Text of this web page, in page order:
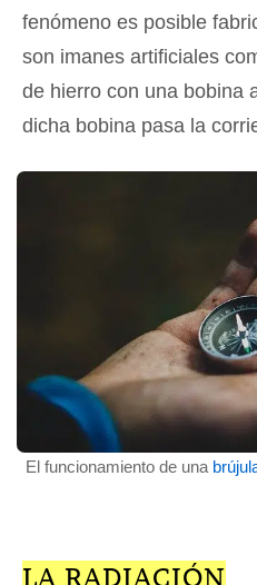
fenómeno es posible
son imanes artificiales
de hierro con una bobina
dicha bobina pasa la
El funcionamiento de una
LA RADIACIÓN